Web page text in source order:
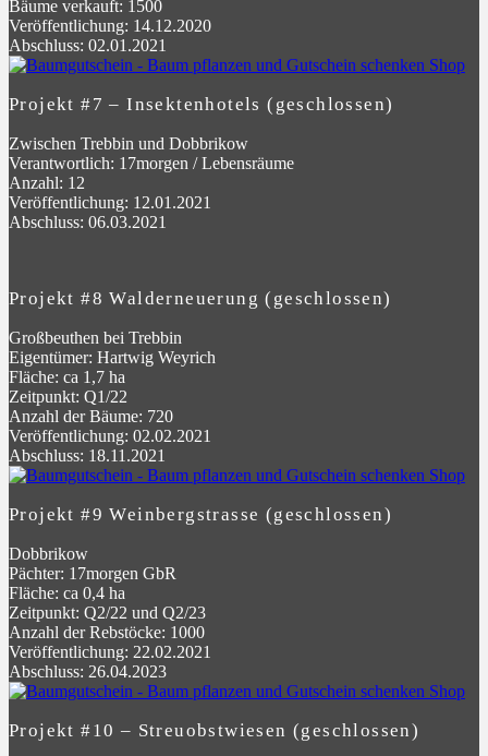
Bäume verkauft: 1500
Veröffentlichung: 14.12.2020
Abschluss: 02.01.2021
Projekt #7 – Insektenhotels (geschlossen)
Zwischen Trebbin und Dobbrikow
Verantwortlich: 17morgen / Lebensräume
Anzahl: 12
Veröffentlichung: 12.01.2021
Abschluss: 06.03.2021
Projekt #8 Walderneuerung (geschlossen)
Großbeuthen bei Trebbin
Eigentümer: Hartwig Weyrich
Fläche: ca 1,7 ha
Zeitpunkt: Q1/22
Anzahl der Bäume: 720
Veröffentlichung: 02.02.2021
Abschluss: 18.11.2021
Projekt #9 Weinbergstrasse (geschlossen)
Dobbrikow
Pächter: 17morgen GbR
Fläche: ca 0,4 ha
Zeitpunkt: Q2/22 und Q2/23
Anzahl der Rebstöcke: 1000
Veröffentlichung: 22.02.2021
Abschluss: 26.04.2023
Projekt #10 – Streuobstwiesen (geschlossen)